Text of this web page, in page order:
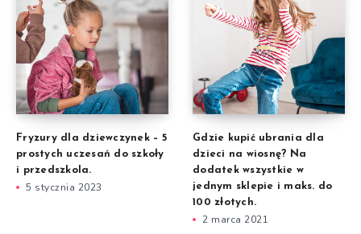
Fryzury dla dziewczynek – 5
prostych uczesań do szkoły
i przedszkola.
5 stycznia 2023
Gdzie kupić ubrania dla
dzieci na wiosnę? Na
dodatek wszystkie w
jednym sklepie i maks. do
100 złotych.
2 marca 2021